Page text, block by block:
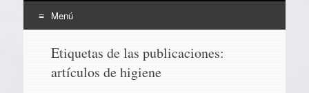
Menú
contenido
Etiquetas de las publicaciones:
artículos de higiene